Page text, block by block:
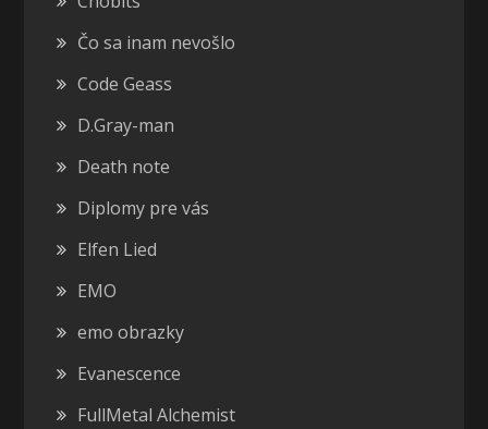
Čo sa inam nevošlo
Code Geass
D.Gray-man
Death note
Diplomy pre vás
Elfen Lied
EMO
emo obrazky
Evanescence
FullMetal Alchemist